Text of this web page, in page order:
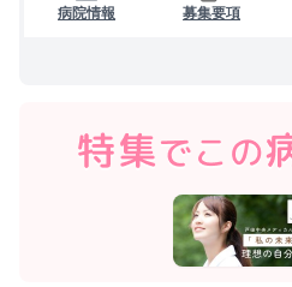
病院情報 募集要項